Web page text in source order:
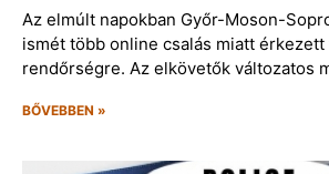
Az elmúlt napokban Győr-Moson-
ismét több online csalás miatt
rendőrségre. Az elkövetők változatos
BŐVEBBEN »